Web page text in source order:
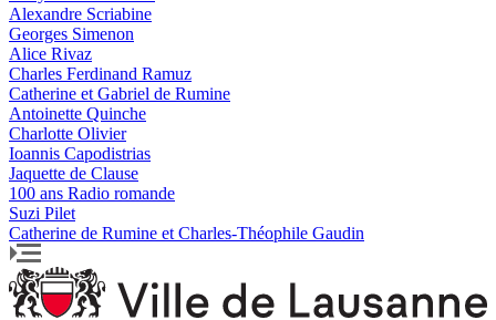
Alexandre Scriabine
Georges Simenon
Alice Rivaz
Charles Ferdinand Ramuz
Catherine et Gabriel de Rumine
Antoinette Quinche
Charlotte Olivier
Ioannis Capodistrias
Jaquette de Clause
100 ans Radio romande
Suzi Pilet
Catherine de Rumine et Charles-Théophile Gaudin